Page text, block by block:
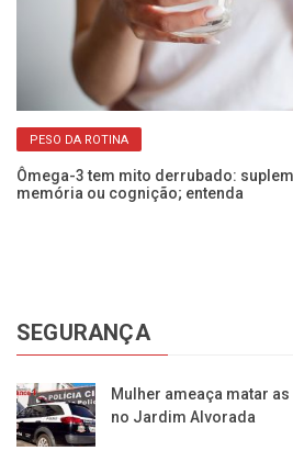
PESO DA ROTINA
Ômega-3 tem mito derrubado:
memória ou cognição; entenda
SEGURANÇA
Mulher ameaça matar
no Jardim Alvorada